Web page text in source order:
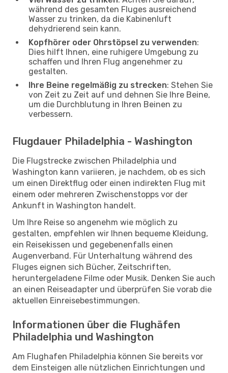
während des gesamten Fluges ausreichend
Wasser zu trinken, da die Kabinenluft
dehydrierend sein kann.
Kopfhörer oder Ohrstöpsel zu verwenden:
Dies hilft Ihnen, eine ruhigere Umgebung zu
schaffen und Ihren Flug angenehmer zu
gestalten.
Ihre Beine regelmäßig zu strecken: Stehen Sie
von Zeit zu Zeit auf und dehnen Sie Ihre Beine,
um die Durchblutung in Ihren Beinen zu
verbessern.
Flugdauer Philadelphia - Washington
Die Flugstrecke zwischen Philadelphia und
Washington kann variieren, je nachdem, ob es sich
um einen Direktflug oder einen indirekten Flug mit
einem oder mehreren Zwischenstopps vor der
Ankunft in Washington handelt.
Um Ihre Reise so angenehm wie möglich zu
gestalten, empfehlen wir Ihnen bequeme Kleidung,
ein Reisekissen und gegebenenfalls einen
Augenverband. Für Unterhaltung während des
Fluges eignen sich Bücher, Zeitschriften,
heruntergeladene Filme oder Musik. Denken Sie auch
an einen Reiseadapter und überprüfen Sie vorab die
aktuellen Einreisebestimmungen.
Informationen über die Flughäfen
Philadelphia und Washington
Am Flughafen Philadelphia können Sie bereits vor
dem Einsteigen alle nützlichen Einrichtungen und